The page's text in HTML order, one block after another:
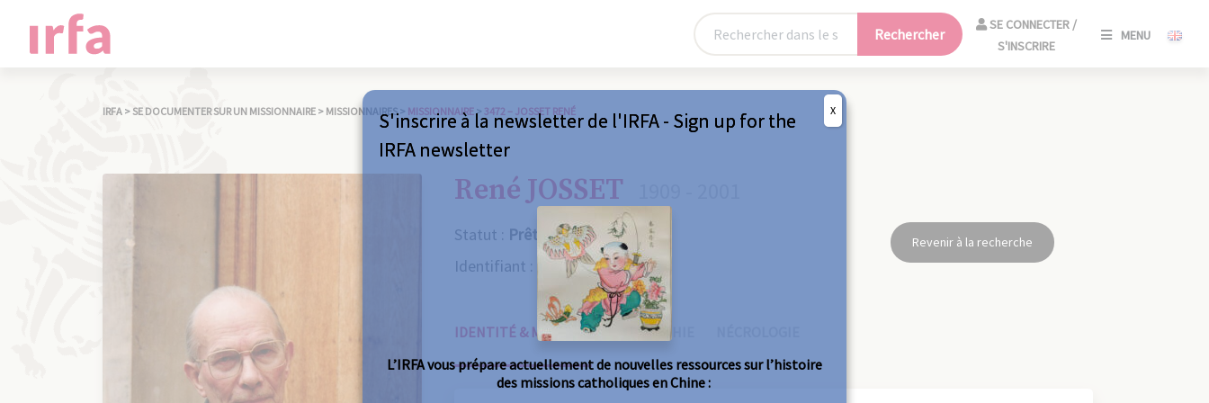
Rechercher
SE CONNECTER /
S'INSCRIRE
MENU
IRFA >SE DOCUMENTER SUR UN MISSIONNAIRE > MISSIONNAIRES > MISSIONNAIRE> 3472 – JOSSET RENÉ
René JOSSET
Statut : Prêtre
Identifiant : 3472
Revenir à la recherche
IDENTITÉ & MISSIONS BIOGRAPHIE
S'inscrire à la newsletter de l'IRFA - Sign up for the
IRFA newsletter
L’IRFA vous prépare actuellement de nouvelles ressources sur l’histoire
des missions catholiques en Chine :
X